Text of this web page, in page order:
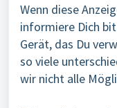
Wenn diese
informiere Dich
Gerät, das Du
so viele
wir nicht alle